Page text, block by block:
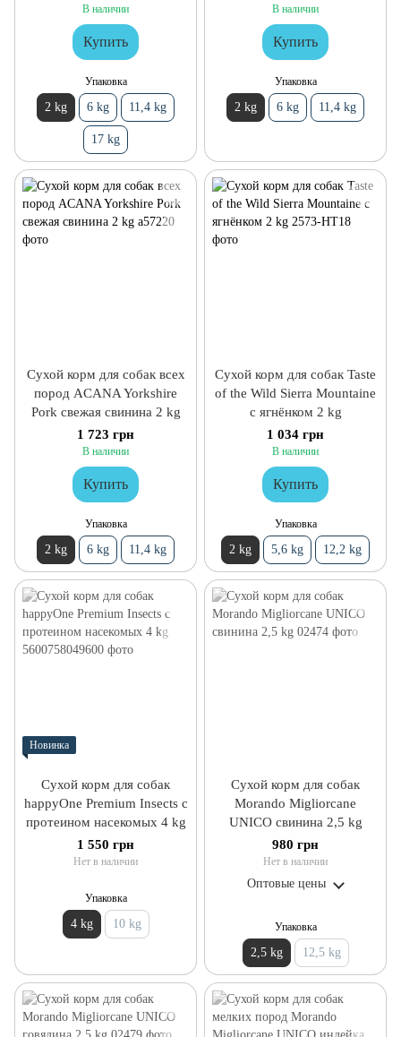
В наличии
Купить
Упаковка
2 kg 6 kg 11,4 kg
17 kg
В наличии
Купить
Упаковка
2 kg 6 kg 11,4 kg
Сухой корм для собак всех
пород ACANA Yorkshire
Pork свежая свинина 2 kg
1 723 грн
В наличии
Купить
Упаковка
2 kg 6 kg 11,4 kg
Сухой корм для собак Taste
of the Wild Sierra Mountaine
с ягнёнком 2 kg
1 034 грн
В наличии
Купить
Упаковка
2 kg 5,6 kg 12,2 kg
Новинка
Сухой корм для собак
happyOne Premium Insects с
протеином насекомых 4 kg
1 550 грн
Нет в наличии
Упаковка
4 kg 10 kg
Сухой корм для собак
Morando Migliorcane
UNICO свинина 2,5 kg
980 грн
Нет в наличии
Оптовые цены
Упаковка
2,5 kg 12,5 kg